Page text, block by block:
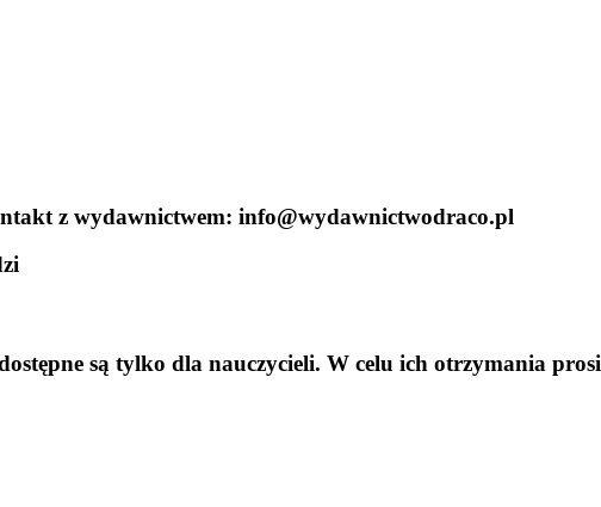
z wydawnictwem: info@wydawnictwodraco.pl
są tylko dla nauczycieli. W celu ich otrzymania